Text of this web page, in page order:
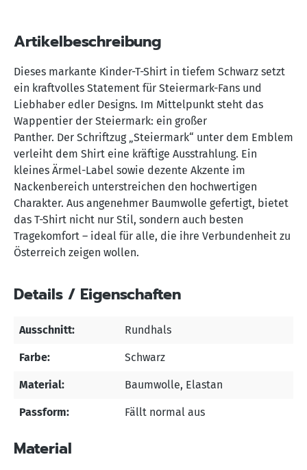
Artikelbeschreibung
Dieses markante Kinder-T-Shirt in tiefem Schwarz setzt
ein kraftvolles Statement für Steiermark-Fans und
Liebhaber edler Designs. Im Mittelpunkt steht das
Wappentier der Steiermark: ein großer
Panther. Der Schriftzug „Steiermark“ unter dem Emblem
verleiht dem Shirt eine kräftige Ausstrahlung. Ein
kleines Ärmel-Label sowie dezente Akzente im
Nackenbereich unterstreichen den hochwertigen
Charakter. Aus angenehmer Baumwolle gefertigt, bietet
das T-Shirt nicht nur Stil, sondern auch besten
Tragekomfort – ideal für alle, die ihre Verbundenheit zu
Österreich zeigen wollen.
Details / Eigenschaften
Ausschnitt: Rundhals
Farbe: Schwarz
Material: Baumwolle, Elastan
Passform: Fällt normal aus
Material